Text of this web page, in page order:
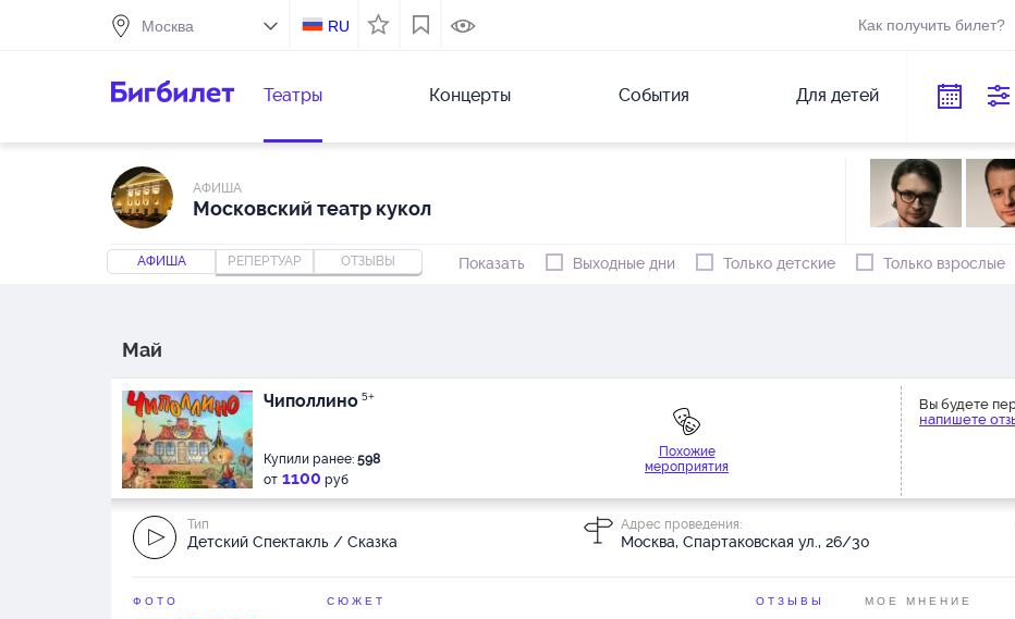
RU Как получить билет?
Театры Концерты События Для детей
АФИША
Московский театр кукол
АФИША РЕПЕРТУАР ОТЗЫВЫ Показать Выходные дни Только детские Только взрослые
Май
Чиполлино 5+
Купили ранее: 598
от 1100 руб
Похожие
мероприятия
Вы будете
напишете
Тип
Детский Спектакль / Сказка
Адрес проведения:
Москва, Спартаковская ул., 26/30
ФОТО СЮЖЕТ ОТЗЫВЫ МОЕ МНЕНИЕ